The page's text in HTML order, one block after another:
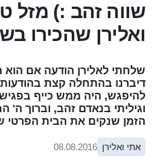
שווה זהב :) מזל
ואלירן שהכירו
שלחתי לאלירן הודעה אם הוא
דיברנו בהתחלה קצת בהודעות
להיפגש, היה ממש כייף
וגיליתי בנאדם זהב, וברוך ה'
הזמן שנקים את הבית הפרטי
אתי ואלירן 08.08.2016